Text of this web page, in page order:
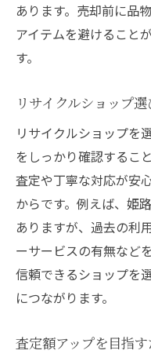
あります。売却前に品
アイテムを避けること
す。
リサイクルショップ
リサイクルショップを
をしっかり確認するこ
査定や丁寧な対応が安
からです。例えば、姫
ありますが、過去の利
ーサービスの有無など
信頼できるショップを
につながります。
査定額アップを目指